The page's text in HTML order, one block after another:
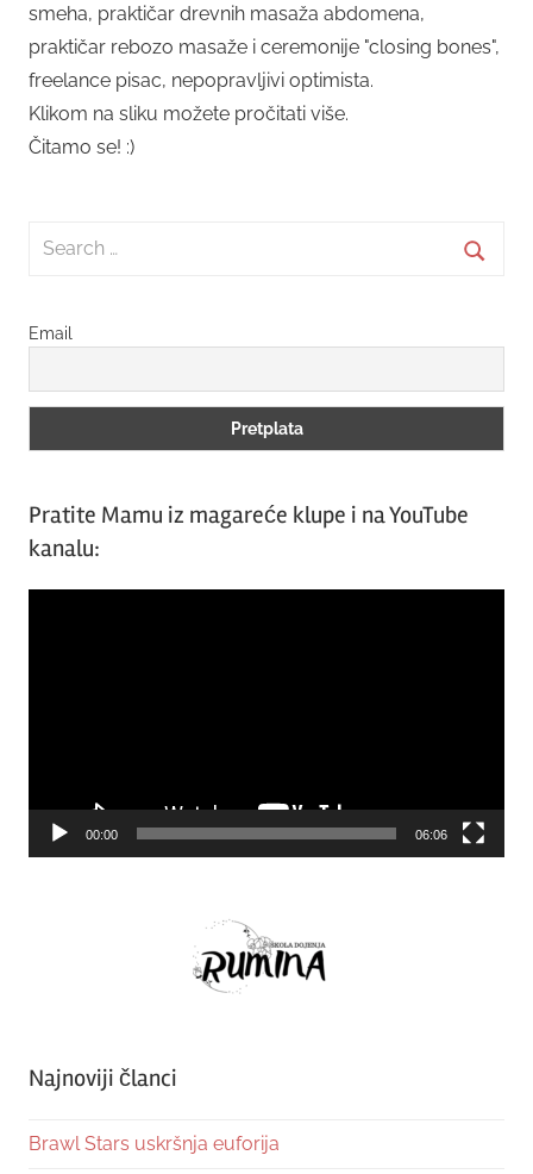
smeha, praktičar drevnih masaža abdomena,
praktičar rebozo masaže i ceremonije "closing bones",
freelance pisac, nepopravljivi optimista.
Klikom na sliku možete pročitati više.
Čitamo se! :)
Search
Email
Pratite Mamu iz magareće klupe i na YouTube
kanalu:
00:00 06:06
Najnoviji članci
Brawl Stars uskršnja euforija